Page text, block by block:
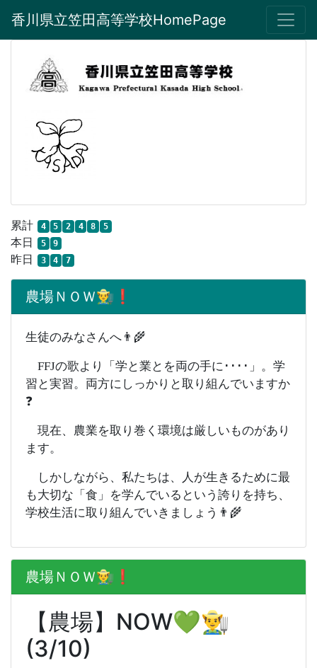
香川県立笠田高等学校HomePage
累計 4 5 2 4 8 5
本日 5 9
昨日 3 4 7
農場ＮＯＷ👨‍🌾❗️
生徒のみなさんへ👨‍🌾
FFJの歌より「学と業とを両の手に････」。学
習と実習。両方にしっかりと取り組んでいますか
❓
現在、農業を取り巻く環境は厳しいものがあり
ます。
しかしながら、私たちは、人が生きるために最
も大切な「食」を学んでいるという誇りを持ち、
学校生活に取り組んでいきましょう👨‍🌾
農場ＮＯＷ👨‍🌾❗️
【農場】NOW💚👨‍🌾
(3/10)